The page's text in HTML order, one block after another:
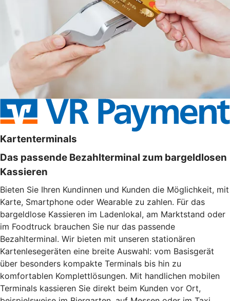
Kartenterminals
Das passende Bezahlterminal zum bargeldlosen
Kassieren
Bieten Sie Ihren Kundinnen und Kunden die Möglichkeit, mit
Karte, Smartphone oder Wearable zu zahlen. Für das
bargeldlose Kassieren im Ladenlokal, am Marktstand oder
im Foodtruck brauchen Sie nur das passende
Bezahlterminal. Wir bieten mit unseren stationären
Kartenlesegeräten eine breite Auswahl: vom Basisgerät
über besonders kompakte Terminals bis hin zu
komfortablen Komplettlösungen. Mit handlichen mobilen
Terminals kassieren Sie direkt beim Kunden vor Ort,